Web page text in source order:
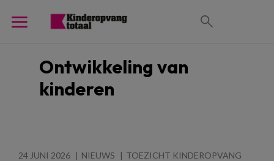
Ontwikkeling van
kinderen
24 JUNI 2026 NIEUWS TOEZICHT KINDEROPVANG